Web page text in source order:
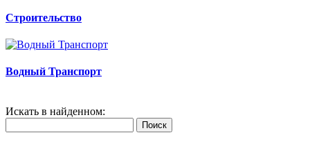
Строительство
Водный Транспорт
Искать в найденном:
Поиск